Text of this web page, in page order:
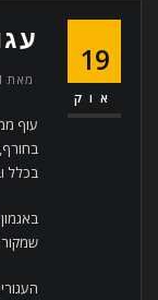
19
אוק
מאת
עוף
בכלל